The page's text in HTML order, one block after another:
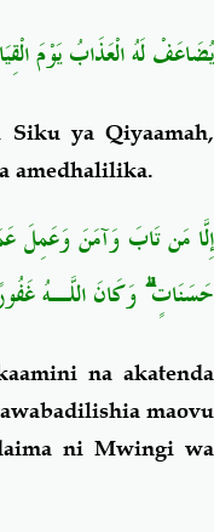
يُضَاعَفْ لَهُ الْعَذَابُ يَوْمَ
Siku ya Qiyaamah,
amedhalilika.
إِلَّا مَن تَابَ وَآمَنَ وَعَمِلَ
حَسَنَاتٍ ۗ وَكَانَ اللَّـهُ
na akatenda
maovu
ni Mwingi wa